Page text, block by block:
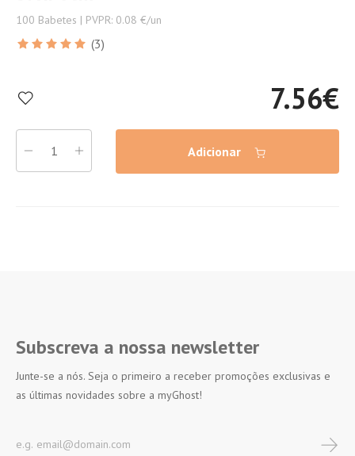
100 Babetes | PVPR: 0.08 €/un
(3)
7.56€
Adicionar
Subscreva a nossa newsletter
Junte-se a nós. Seja o primeiro a receber promoções exclusivas e
as últimas novidades sobre a myGhost!